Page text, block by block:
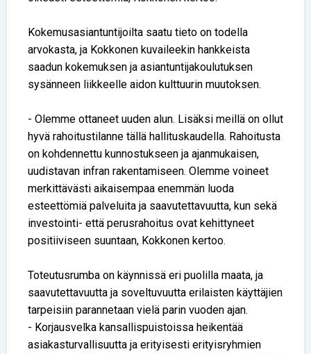
Kokemusasiantuntijoilta saatu tieto on todella
arvokasta, ja Kokkonen kuvaileekin hankkeista
saadun kokemuksen ja asiantuntijakoulutuksen
sysänneen liikkeelle aidon kulttuurin muutoksen.
- Olemme ottaneet uuden alun. Lisäksi meillä on ollut
hyvä rahoitustilanne tällä hallituskaudella. Rahoitusta
on kohdennettu kunnostukseen ja ajanmukaisen,
uudistavan infran rakentamiseen. Olemme voineet
merkittävästi aikaisempaa enemmän luoda
esteettömiä palveluita ja saavutettavuutta, kun sekä
investointi- että perusrahoitus ovat kehittyneet
positiiviseen suuntaan, Kokkonen kertoo.
Toteutusrumba on käynnissä eri puolilla maata, ja
saavutettavuutta ja soveltuvuutta erilaisten käyttäjien
tarpeisiin parannetaan vielä parin vuoden ajan.
- Korjausvelka kansallispuistoissa heikentää
asiakasturvallisuutta ja erityisesti erityisryhmien